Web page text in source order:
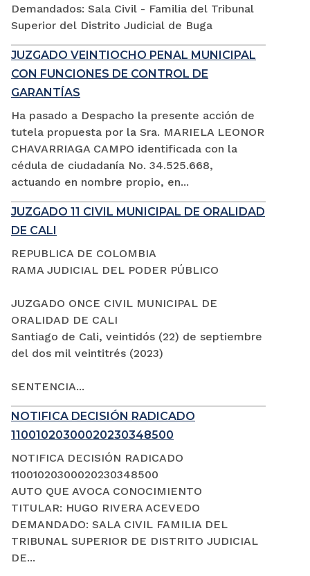
Demandados: Sala Civil - Familia del Tribunal
Superior del Distrito Judicial de Buga
JUZGADO VEINTIOCHO PENAL MUNICIPAL
CON FUNCIONES DE CONTROL DE
GARANTÍAS
Ha pasado a Despacho la presente acción de
tutela propuesta por la Sra. MARIELA LEONOR
CHAVARRIAGA CAMPO identificada con la
cédula de ciudadanía No. 34.525.668,
actuando en nombre propio, en...
JUZGADO 11 CIVIL MUNICIPAL DE ORALIDAD
DE CALI
REPUBLICA DE COLOMBIA
RAMA JUDICIAL DEL PODER PÚBLICO
JUZGADO ONCE CIVIL MUNICIPAL DE
ORALIDAD DE CALI
Santiago de Cali, veintidós (22) de septiembre
del dos mil veintitrés (2023)
SENTENCIA...
NOTIFICA DECISIÓN RADICADO
11001020300020230348500
NOTIFICA DECISIÓN RADICADO
11001020300020230348500
AUTO QUE AVOCA CONOCIMIENTO
TITULAR: HUGO RIVERA ACEVEDO
DEMANDADO: SALA CIVIL FAMILIA DEL
TRIBUNAL SUPERIOR DE DISTRITO JUDICIAL
DE...